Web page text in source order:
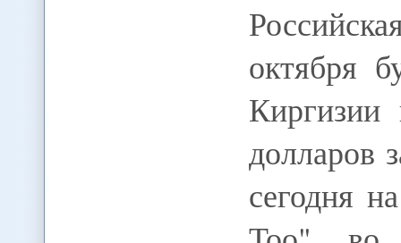
октября
долларов
сегодня